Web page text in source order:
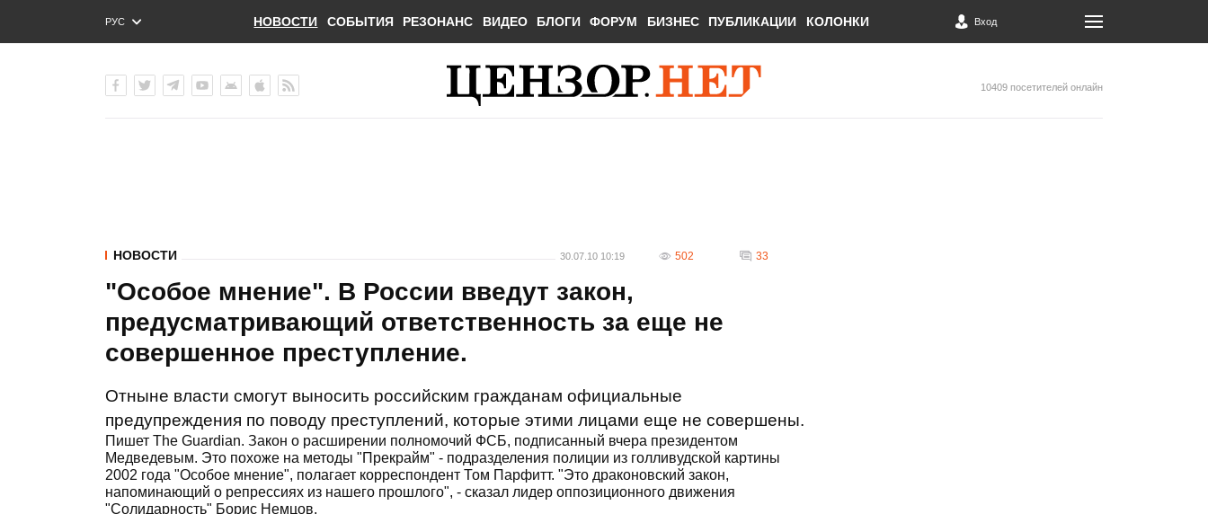
РУС
ENG
НОВОСТИ СОБЫТИЯ РЕЗОНАНС ВИДЕО БЛОГИ ФОРУМ БИЗНЕС ПУБЛИКАЦИИ КОЛОНКИ Вход
10409 посетителей онлайн
НОВОСТИ 30.07.10 10:19 502 33
"Особое мнение". В России введут закон,
предусматривающий ответственность за еще не
совершенное преступление.
Отныне власти смогут выносить российским гражданам официальные
предупреждения по поводу преступлений, которые этими лицами еще не совершены.
Пишет The Guardian. Закон о расширении полномочий ФСБ, подписанный вчера президентом
Медведевым. Это похоже на методы "Прекрайм" - подразделения полиции из голливудской картины
2002 года "Особое мнение", полагает корреспондент Том Парфитт. "Это драконовский закон,
напоминающий о репрессиях из нашего прошлого", - сказал лидер оппозиционного движения
"Солидарность" Борис Немцов.